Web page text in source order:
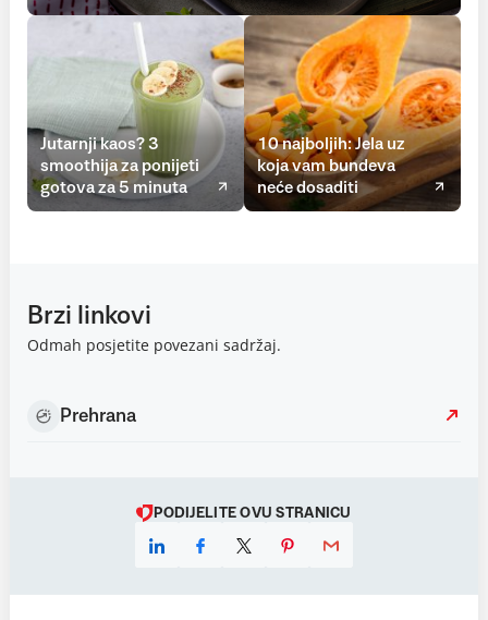
Jutarnji kaos? 3
smoothija za ponijeti
gotova za 5 minuta
10 najboljih: Jela uz
koja vam bundeva
neće dosaditi
Brzi linkovi
Odmah posjetite povezani sadržaj.
Prehrana
PODIJELITE OVU STRANICU